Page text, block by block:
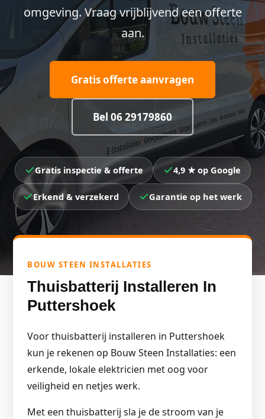
omgeving. Vraag vrijblijvend een offerte
aan.
Gratis offerte aanvragen
Bel 06 29179860
Gratis inspectie & offerte 4,9 ★ op Google
Erkend & verzekerd Garantie op het werk
BOUW STEEN INSTALLATIES
Thuisbatterij Installeren In
Puttershoek
Voor thuisbatterij installeren in Puttershoek
kun je rekenen op Bouw Steen Installaties: een
erkende, lokale elektricien met oog voor
veiligheid en netjes werk.
Met een thuisbatterij sla je de stroom van je